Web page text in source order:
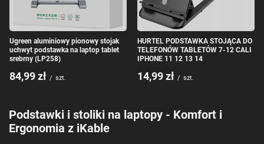
Ugreen aluminiowy pionowy stojak
uchwyt podstawka na laptop tablet
srebrny (LP258)
84,99 zł / szt.
HURTEL PODSTAWKA STOJĄCA DO
TELEFONÓW TABLETÓW 7-12 CALI
IPHONE 11 12 13 14
14,99 zł / szt.
Podstawki i stoliki na laptopy - Komfort i
Ergonomia z iKable